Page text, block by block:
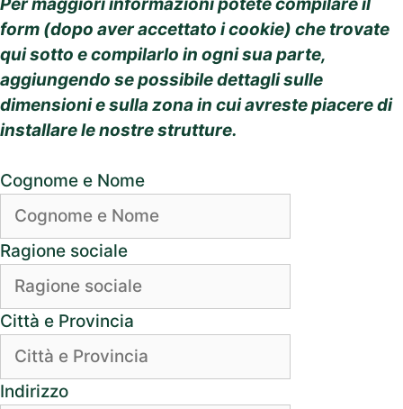
form (dopo aver accettato i cookie) che trovate
qui sotto e compilarlo in ogni sua parte,
aggiungendo se possibile dettagli sulle
dimensioni e sulla zona in cui avreste piacere di
installare le nostre strutture.
Cognome e Nome
Ragione sociale
Città e Provincia
Indirizzo